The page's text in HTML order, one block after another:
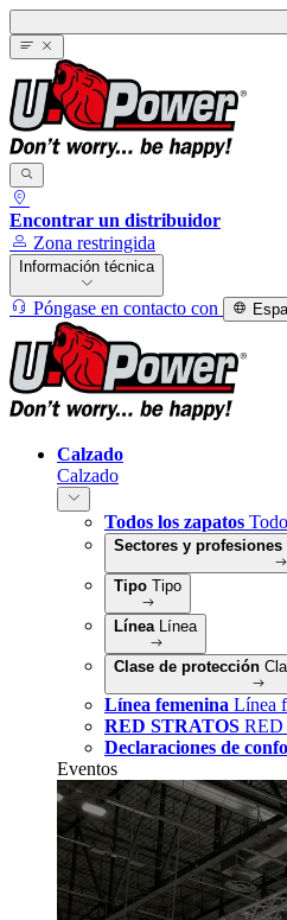
Encontrar un distribuidor
Zona restringida
Información técnica
Póngase en contacto con
Calzado
Calzado
Todos los zapatos
Sectores y profesiones
Tipo Tipo
Línea Línea
Clase de protección
Línea femenina Línea
RED STRATOS RED
Declaraciones de
Eventos